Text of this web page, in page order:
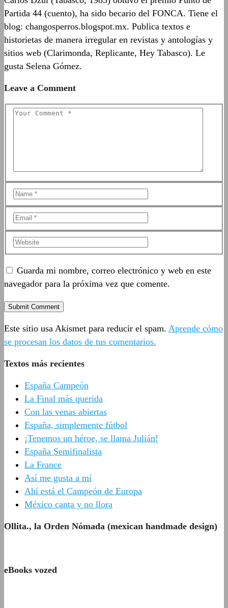
Partida 44 (cuento), ha sido becario del FONCA. Tiene el
blog: changosperros.blogspot.mx. Publica textos e
historietas de manera irregular en revistas y antologías y
sitios web (Clarimonda, Replicante, Hey Tabasco). Le
gusta Selena Gómez.
Leave a Comment
Guarda mi nombre, correo electrónico y web en este
navegador para la próxima vez que comente.
Este sitio usa Akismet para reducir el spam. Aprende cómo
se procesan los datos de tus comentarios.
Textos más recientes
España Campeón
La Final más querida
Con las venas abiertas
España, simplemente fútbol
¡Tenemos un héroe, se llama Julián!
España Semifinalista
La France
Así me gusta a mí
Ahí está el Campeón de Europa
México canta y no llora
Ollita., la Orden Nómada (mexican handmade design)
eBooks vozed